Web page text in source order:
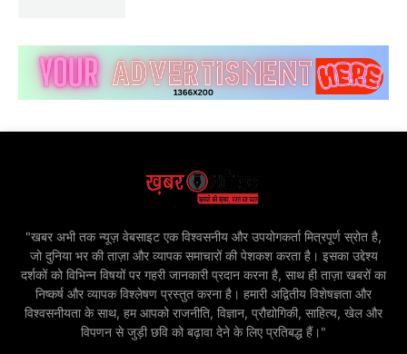
"खबर अभी तक न्यूज़ वेबसाइट एक विश्वसनीय और उपयोगकर्ता मित्रपूर्ण स्रोत है,
जो दुनिया भर की ताज़ा और व्यापक समाचारों की पेशकश करता है। इसका उद्देश्य
दर्शकों को विभिन्न विषयों पर गहरी जानकारी प्रदान करना है, साथ ही ताज़ा खबरों का
निष्कर्ष और व्यापक विश्लेषण प्रस्तुत करना है। हमारी अद्वितीय विशेषज्ञता और
विश्वसनीयता के साथ, हम आपको राजनीति, विज्ञान, प्रौद्योगिकी, साहित्य, खेल और
विपणन से जुड़ी छवि को बढ़ावा देने के लिए प्रतिबद्ध हैं।"